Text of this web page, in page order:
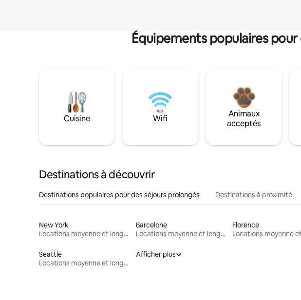
Équipements populaires
Cuisine Wifi
Animaux
acceptés
Destinations à découvrir
Destinations populaires pour des séjours prolongés Destinations à proximité
New York
Locations moyenne et longue durée
Barcelone
Locations moyenne et longue durée
Florence
Seattle
Locations moyenne et longue durée
Afficher plus